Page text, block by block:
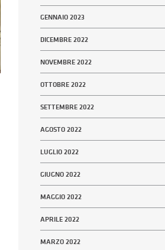
GENNAIO 2023
DICEMBRE 2022
NOVEMBRE 2022
OTTOBRE 2022
SETTEMBRE 2022
AGOSTO 2022
LUGLIO 2022
GIUGNO 2022
MAGGIO 2022
APRILE 2022
MARZO 2022